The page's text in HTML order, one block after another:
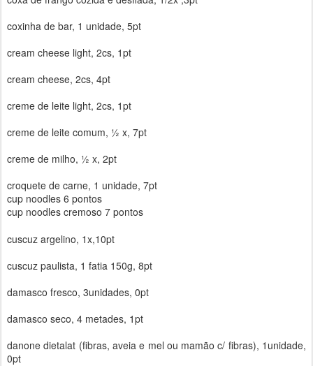
coxinha de bar, 1 unidade, 5pt
cream cheese light, 2cs, 1pt
cream cheese, 2cs, 4pt
creme de leite light, 2cs, 1pt
creme de leite comum, ½ x, 7pt
creme de milho, ½ x, 2pt
croquete de carne, 1 unidade, 7pt
cup noodles 6 pontos
cup noodles cremoso 7 pontos
cuscuz argelino, 1x,10pt
cuscuz paulista, 1 fatia 150g, 8pt
damasco fresco, 3unidades, 0pt
damasco seco, 4 metades, 1pt
danone dietalat (fibras, aveia e mel ou mamão c/ fibras), 1unidade,
0pt